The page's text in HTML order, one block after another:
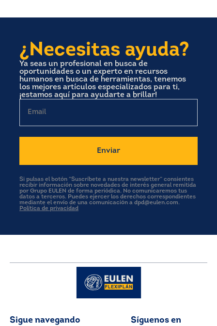
¿Necesitas ayuda?
Ya seas un profesional en busca de
oportunidades o un experto en recursos
humanos en busca de herramientas, tenemos
los mejores artículos especializados para ti,
¡estamos aquí para ayudarte a brillar!
Si pulsas el botón “Suscríbete a nuestra newsletter” consientes
recibir información sobre novedades de interés general remitida
por Grupo EULEN de forma periódica. No comunicaremos tus
datos a terceros. Puedes ejercer los derechos correspondientes
mediante el envío de una comunicación a dpd@eulen.com.
Política de privacidad
Sigue navegando Síguenos en